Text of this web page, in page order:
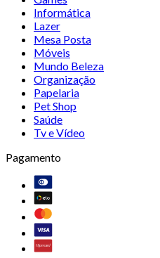
Informática
Lazer
Mesa Posta
Móveis
Mundo Beleza
Organização
Papelaria
Pet Shop
Saúde
Tv e Vídeo
Pagamento